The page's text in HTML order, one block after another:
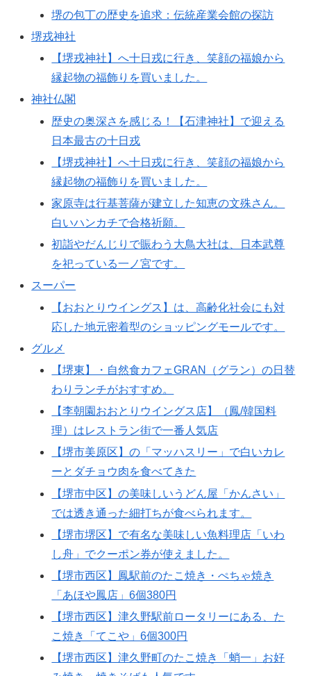
堺の包丁の歴史を追求：伝統産業会館の探訪
堺戎神社
【堺戎神社】へ十日戎に行き、笑顔の福娘から
縁起物の福飾りを買いました。
神社仏閣
歴史の奥深さを感じる！【石津神社】で迎える
日本最古の十日戎
【堺戎神社】へ十日戎に行き、笑顔の福娘から
縁起物の福飾りを買いました。
家原寺は行基菩薩が建立した知恵の文殊さん。
白いハンカチで合格祈願。
初詣やだんじりで賑わう大鳥大社は、日本武尊
を祀っている一ノ宮です。
スーパー
【おおとりウイングス】は、高齢化社会にも対
応した地元密着型のショッピングモールです。
グルメ
【堺東】・自然食カフェGRAN（グラン）の日替
わりランチがおすすめ。
【李朝園おおとりウイングス店】（鳳/韓国料
理）はレストラン街で一番人気店
【堺市美原区】の「マッハスリー」で白いカレ
ーとダチョウ肉を食べてきた
【堺市中区】の美味しいうどん屋「かんさい」
では透き通った細打ちが食べられます。
【堺市堺区】で有名な美味しい魚料理店「いわ
し舟」でクーポン券が使えました。
【堺市西区】鳳駅前のたこ焼き・ぺちゃ焼き
「あほや鳳店」6個380円
【堺市西区】津久野駅前ロータリーにある、た
こ焼き「てこや」6個300円
【堺市西区】津久野町のたこ焼き「蛸一」お好